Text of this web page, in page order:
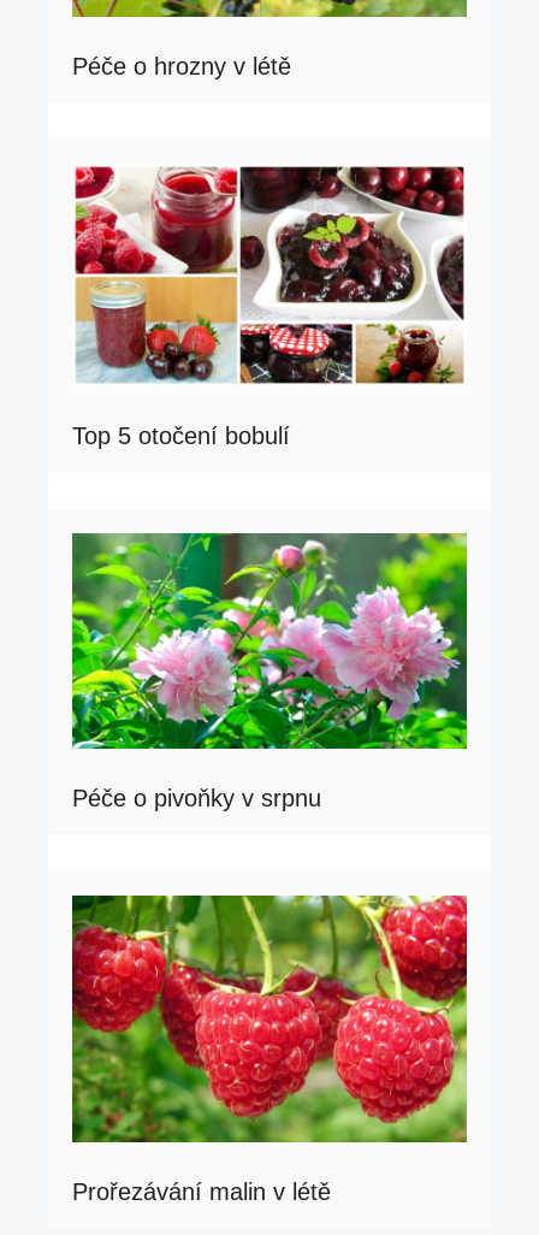
Péče o hrozny v létě
Top 5 otočení bobulí
Péče o pivoňky v srpnu
Prořezávání malin v létě